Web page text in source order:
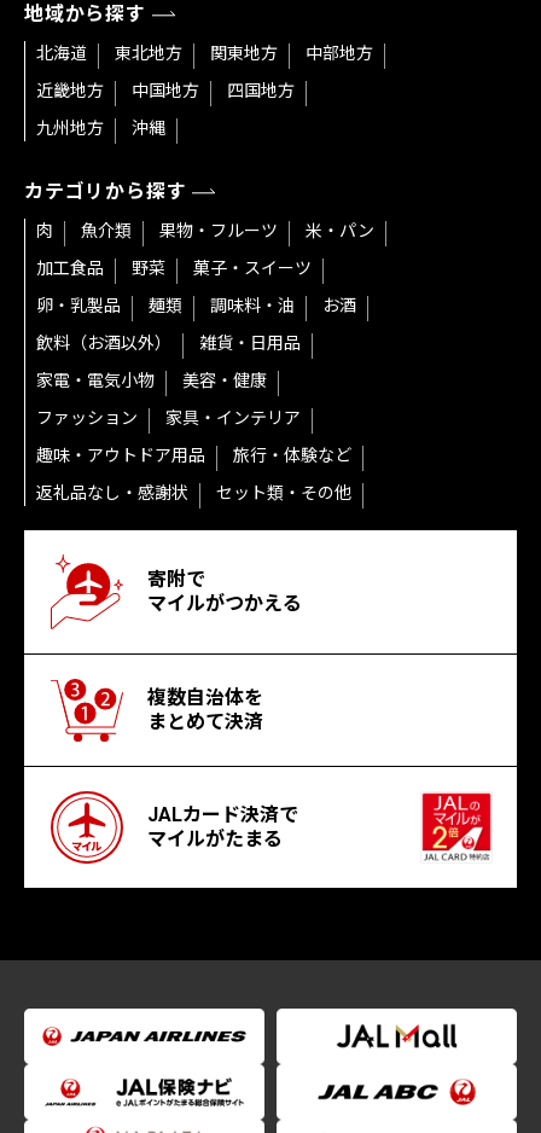
地域から探す
北海道 東北地方 関東地方
中部地方
近畿地方
中国地方
四国地方
九州地方
沖縄
カテゴリから探す
肉 魚介類 果物・フルーツ
米・パン
加工食品
野菜
菓子・スイーツ
卵・乳製品
麺類 調味料・油
お酒
飲料（お酒以外）
雑貨・日用品
家電・電気小物
美容・健康
ファッション
家具・インテリア
趣味・アウトドア用品
旅行・体験など
返礼品なし・感謝状
セット類・その他
寄附で
マイルがつかえる
複数自治体を
まとめて決済
JALカード決済で
マイルがたまる